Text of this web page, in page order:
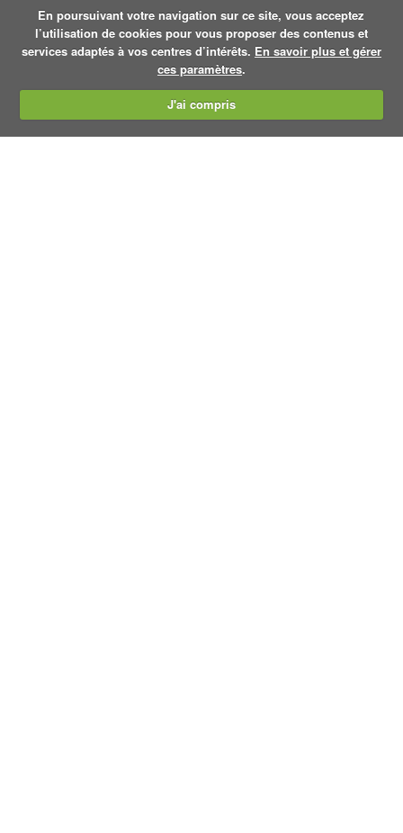
En poursuivant votre navigation sur ce site, vous acceptez
l’utilisation de cookies pour vous proposer des contenus et
services adaptés à vos centres d’intérêts. En savoir plus et gérer
ces paramètres.
J'ai compris